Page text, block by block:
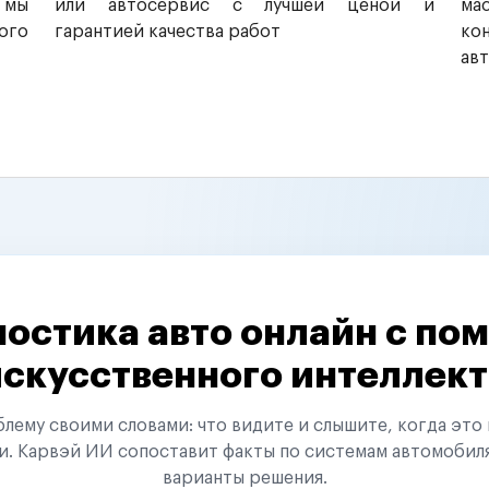
мы
или автосервис с лучшей ценой и
гарантией качества работ
авто онлайн с
своими словами: что видите и слышите, когда это
Карвэй ИИ сопоставит факты по системам
варианты решения.